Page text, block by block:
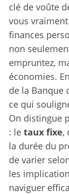
clé de voûte
vous
finances
non
empruntez,
économies.
de la Banque
ce qui
On distingue
: le taux fixe,
la durée du
de varier
les
naviguer